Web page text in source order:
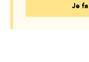
Je